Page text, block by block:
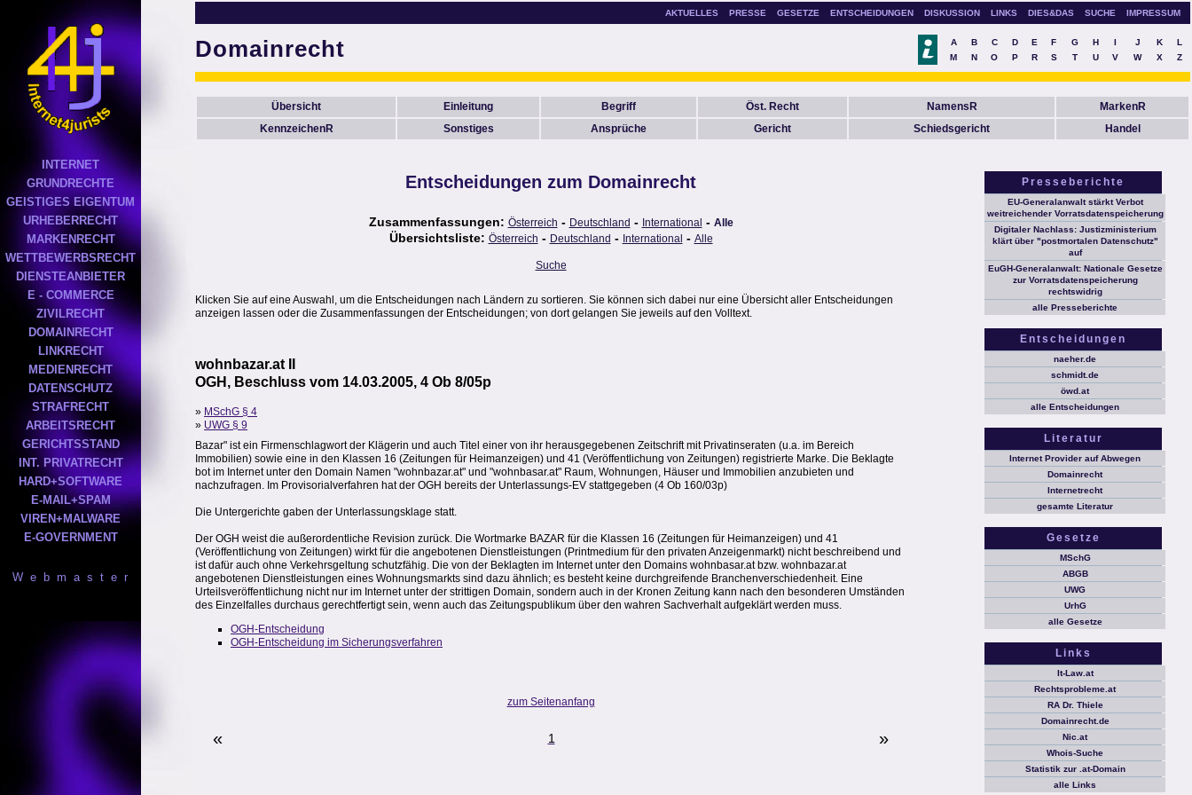
INTERNET
GRUNDRECHTE
GEISTIGES EIGENTUM
URHEBERRECHT
MARKENRECHT
WETTBEWERBSRECHT
DIENSTEANBIETER
E - COMMERCE
ZIVILRECHT
DOMAINRECHT
LINKRECHT
MEDIENRECHT
DATENSCHUTZ
STRAFRECHT
ARBEITSRECHT
GERICHTSSTAND
INT. PRIVATRECHT
HARD+SOFTWARE
E-MAIL+SPAM
VIREN+MALWARE
E-GOVERNMENT
W e b m a s t e r
AKTUELLES PRESSE GESETZE ENTSCHEIDUNGEN DISKUSSION LINKS DIES&DAS SUCHE IMPRESSUM
Domainrecht A B C D E F G H I J K
L
M
N O P R S T U V W X Z
Übersicht Einleitung Begriff Öst. Recht NamensR
MarkenR
KennzeichenR
Sonstiges Ansprüche Gericht Schiedsgericht Handel
Entscheidungen zum Domainrecht
Zusammenfassungen: Österreich - Deutschland - International - Alle
Übersichtsliste: Österreich - Deutschland - International - Alle
Suche
Klicken Sie auf eine Auswahl, um die Entscheidungen nach Ländern zu sortieren. Sie können sich dabei nur eine Übersicht aller Entscheidungen
anzeigen lassen oder die Zusammenfassungen der Entscheidungen; von dort gelangen Sie jeweils auf den Volltext.
wohnbazar.at II
OGH, Beschluss vom 14.03.2005, 4 Ob 8/05p
» MSchG § 4
» UWG § 9
Bazar" ist ein Firmenschlagwort der Klägerin und auch Titel einer von ihr herausgegebenen Zeitschrift mit Privatinseraten (u.a. im Bereich
Immobilien) sowie eine in den Klassen 16 (Zeitungen für Heimanzeigen) und 41 (Veröffentlichung von Zeitungen) registrierte Marke. Die Beklagte
bot im Internet unter den Domain Namen "wohnbazar.at" und "wohnbasar.at" Raum, Wohnungen, Häuser und Immobilien anzubieten und
nachzufragen. Im Provisorialverfahren hat der OGH bereits der Unterlassungs-EV stattgegeben (4 Ob 160/03p)
Die Untergerichte gaben der Unterlassungsklage statt.
Der OGH weist die außerordentliche Revision zurück. Die Wortmarke BAZAR für die Klassen 16 (Zeitungen für Heimanzeigen) und 41
(Veröffentlichung von Zeitungen) wirkt für die angebotenen Dienstleistungen (Printmedium für den privaten Anzeigenmarkt) nicht beschreibend und
ist dafür auch ohne Verkehrsgeltung schutzfähig. Die von der Beklagten im Internet unter den Domains wohnbasar.at bzw. wohnbazar.at
angebotenen Dienstleistungen eines Wohnungsmarkts sind dazu ähnlich; es besteht keine durchgreifende Branchenverschiedenheit. Eine
Urteilsveröffentlichung nicht nur im Internet unter der strittigen Domain, sondern auch in der Kronen Zeitung kann nach den besonderen Umständen
des Einzelfalles durchaus gerechtfertigt sein, wenn auch das Zeitungspublikum über den wahren Sachverhalt aufgeklärt werden muss.
OGH-Entscheidung
OGH-Entscheidung im Sicherungsverfahren
zum Seitenanfang
« 1 »
Presseberichte
EU-Generalanwalt stärkt Verbot
weitreichender Vorratsdatenspeicherung
Digitaler Nachlass: Justizministerium
klärt über "postmortalen Datenschutz"
auf
EuGH-Generalanwalt: Nationale Gesetze
zur Vorratsdatenspeicherung
rechtswidrig
alle Presseberichte
Entscheidungen
naeher.de
schmidt.de
öwd.at
alle Entscheidungen
Literatur
Internet Provider auf Abwegen
Domainrecht
Internetrecht
gesamte Literatur
Gesetze
MSchG
ABGB
UWG
UrhG
alle Gesetze
Links
It-Law.at
Rechtsprobleme.at
RA Dr. Thiele
Domainrecht.de
Nic.at
Whois-Suche
Statistik zur .at-Domain
alle Links